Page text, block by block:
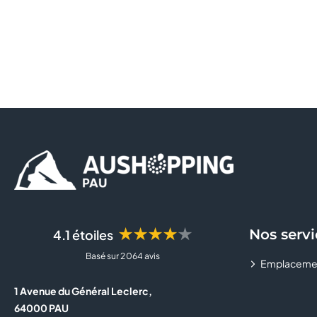
4.1 étoiles ★★★★★
Basé sur 2 064 avis
1 Avenue du Général Leclerc,
64000 PAU
Nos